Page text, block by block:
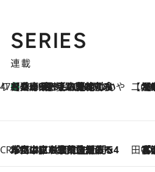
SERIES
連載
47都道府県の手みやげ ひんやりスイーツで夏を満喫
2026.8.8
【兵庫県】この夏絶対食べたい 冷やしておいしいおやつ3選 淡路島の恵みをジェラートに集約 【CREA×
【トンボの
CREA'S CHOICE
2026.8.7
「立川にも歌舞伎があるんだよ」 片岡仁左衛門・市川中車ら豪華座組みで4年目の立川立飛歌舞伎へ 田中
「湘南乃風に憧れて」観客